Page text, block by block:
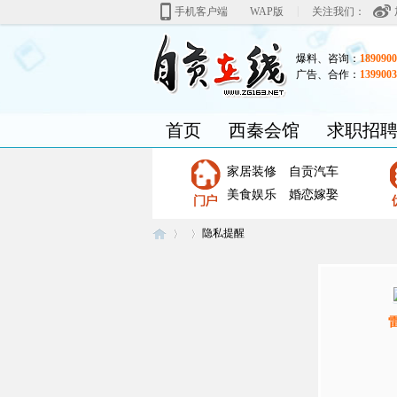
手机客户端 WAP版 关注我们：
爆料、咨询：
广告、合作：
首页 西秦会馆 求职招聘
家居装修
自贡汽车
美食娱乐
婚恋嫁娶
隐私提醒